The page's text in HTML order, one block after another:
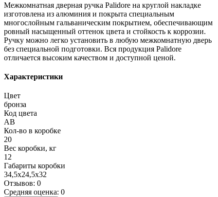
Межкомнатная дверная ручка Palidore на круглой накладке
изготовлена из алюминия и покрыта специальным
многослойным гальваническим покрытием, обеспечивающим
ровный насыщенный оттенок цвета и стойкость к коррозии.
Ручку можно легко установить в любую межкомнатную дверь
без специальной подготовки. Вся продукция Palidore
отличается высоким качеством и доступной ценой.
Характеристики
Цвет
бронза
Код цвета
AB
Кол-во в коробке
20
Вес коробки, кг
12
Габариты коробки
34,5х24,5х32
Отзывов: 0
Средняя оценка: 0